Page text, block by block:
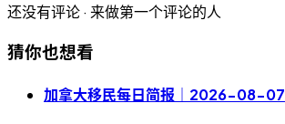
还没有评论 · 来做第一个评论的人
猜你也想看
加拿大移民每日简报｜2026-08-07